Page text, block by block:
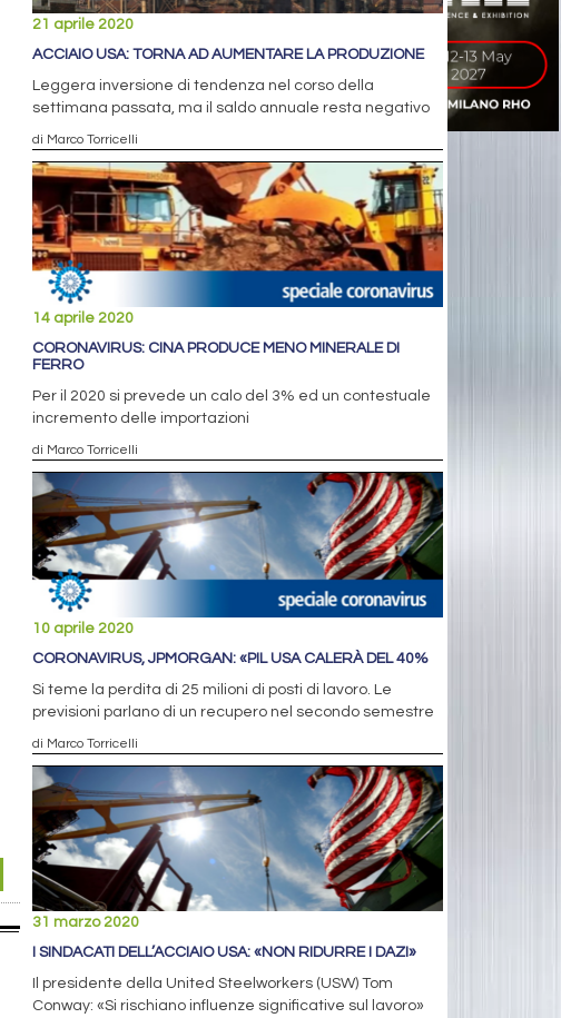
21 aprile 2020
ACCIAIO USA: TORNA AD AUMENTARE LA PRODUZIONE
Leggera inversione di tendenza nel corso della
settimana passata, ma il saldo annuale resta negativo
di Marco Torricelli
14 aprile 2020
CORONAVIRUS: CINA PRODUCE MENO MINERALE DI
FERRO
Per il 2020 si prevede un calo del 3% ed un contestuale
incremento delle importazioni
di Marco Torricelli
10 aprile 2020
CORONAVIRUS, JPMORGAN: «PIL USA CALERÀ DEL 40%
Si teme la perdita di 25 milioni di posti di lavoro. Le
previsioni parlano di un recupero nel secondo semestre
di Marco Torricelli
31 marzo 2020
I SINDACATI DELL’ACCIAIO USA: «NON RIDURRE I DAZI»
Il presidente della United Steelworkers (USW) Tom
Conway: «Si rischiano influenze significative sul lavoro»